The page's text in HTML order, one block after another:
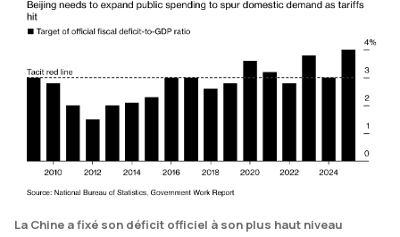
La Chine a fixé son déficit officiel à son plus haut niveau